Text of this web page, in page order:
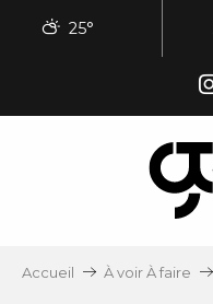
25°
Accueil À voir À faire